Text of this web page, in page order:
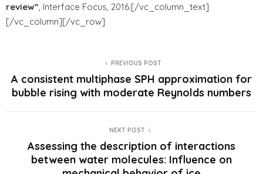
review” , Interface Focus, 2016.[/vc_column_text]
[/vc_column][/vc_row]
PREVIOUS POST
A consistent multiphase SPH approximation for
bubble rising with moderate Reynolds numbers
NEXT POST
Assessing the description of interactions
between water molecules: Influence on